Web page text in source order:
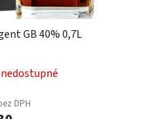
GB 40% 0,7L
DPH